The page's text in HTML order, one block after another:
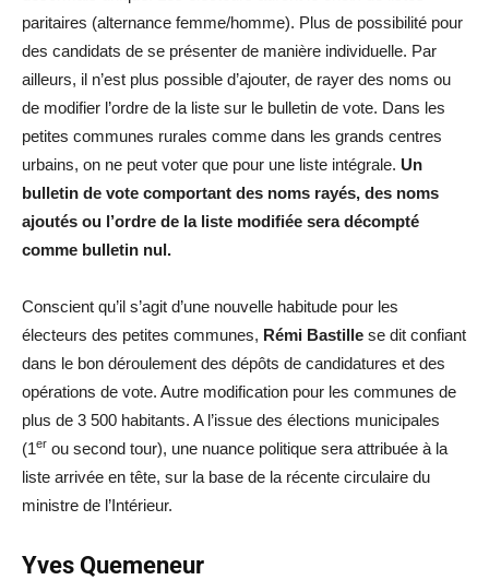
paritaires (alternance femme/homme). Plus de possibilité pour
des candidats de se présenter de manière individuelle. Par
ailleurs, il n’est plus possible d’ajouter, de rayer des noms ou
de modifier l’ordre de la liste sur le bulletin de vote. Dans les
petites communes rurales comme dans les grands centres
urbains, on ne peut voter que pour une liste intégrale. Un
bulletin de vote comportant des noms rayés, des noms
ajoutés ou l’ordre de la liste modifiée sera décompté
comme bulletin nul.
Conscient qu’il s’agit d’une nouvelle habitude pour les
électeurs des petites communes, Rémi Bastille se dit confiant
dans le bon déroulement des dépôts de candidatures et des
opérations de vote. Autre modification pour les communes de
plus de 3 500 habitants. A l’issue des élections municipales
(1er ou second tour), une nuance politique sera attribuée à la
liste arrivée en tête, sur la base de la récente circulaire du
ministre de l’Intérieur.
Yves Quemeneur